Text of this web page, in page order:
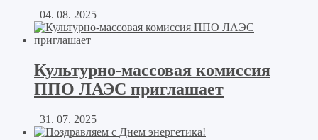
04. 08. 2025
Культурно-массовая комиссия
ППО ЛАЭС приглашает
31. 07. 2025